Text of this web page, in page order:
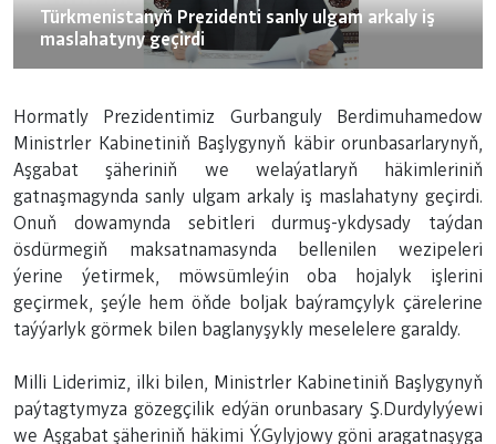
Türkmenistanyň Prezidenti sanly ulgam arkaly iş
maslahatyny geçirdi
Hormatly Prezidentimiz Gurbanguly Berdimuhamedow
Ministrler Kabinetiniň Başlygynyň käbir orunbasarlarynyň,
Aşgabat şäheriniň we welaýatlaryň häkimleriniň
gatnaşmagynda sanly ulgam arkaly iş maslahatyny geçirdi.
Onuň dowamynda sebitleri durmuş-ykdysady taýdan
ösdürmegiň maksatnamasynda bellenilen wezipeleri
ýerine ýetirmek, möwsümleýin oba hojalyk işlerini
geçirmek, şeýle hem öňde boljak baýramçylyk çärelerine
taýýarlyk görmek bilen baglanyşykly meselelere garaldy.
Milli Liderimiz, ilki bilen, Ministrler Kabinetiniň Başlygynyň
paýtagtymyza gözegçilik edýän orunbasary Ş.Durdylyýewi
we Aşgabat şäheriniň häkimi Ý.Gylyjowy göni aragatnaşyga